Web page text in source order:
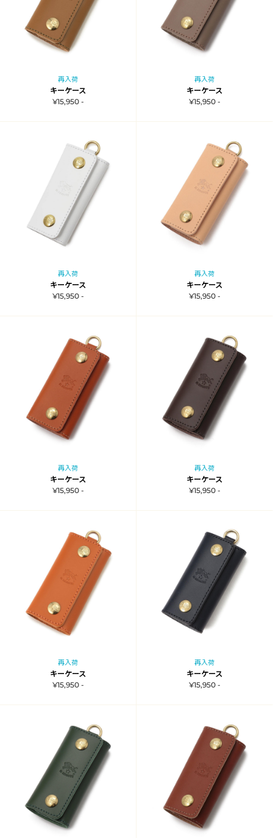
再入荷
キーケース
¥15,950 -
再入荷
キーケース
¥15,950 -
再入荷
キーケース
¥15,950 -
再入荷
キーケース
¥15,950 -
再入荷
キーケース
¥15,950 -
再入荷
キーケース
¥15,950 -
再入荷
キーケース
¥15,950 -
再入荷
キーケース
¥15,950 -